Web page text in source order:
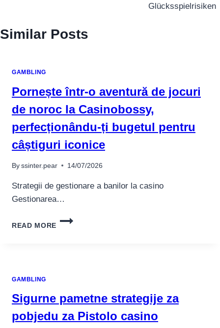
Glücksspielrisiken
Similar Posts
GAMBLING
Pornește într-o aventură de jocuri
de noroc la Casinobossy,
perfecționându-ți bugetul pentru
câștiguri iconice
By ssinter.pear 14/07/2026
Strategii de gestionare a banilor la casino
Gestionarea…
READ MORE
PORNEȘTE
LA
CASINOBOSSY,
PERFECȚIONÂNDU-
GAMBLING
Sigurne pametne strategije za
pobjedu za Pistolo casino